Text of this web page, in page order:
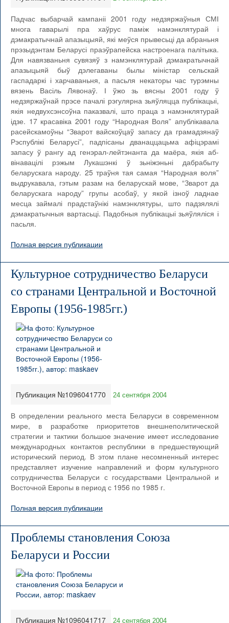
Падчас выбарчай кампаніі 2001 году недзяржаўныя СМІ
многа гаварылі пра хаўрус паміж намэнклятурай і
дэмакратычнай апазыцыяй, які меўся прывесьці да абраньня
прэзыдэнтам Беларусі праэўрапейска настроенага палітыка.
Для навязваньня сувязяў з намэнклятурай дэмакратычнай
апазыцыяй быў дэлегаваны былы міністар сельскай
гаспадаркі і харчаваньня, а пасьля некаторы час турэмны
вязень Васіль Лявонаў. І ўжо зь вясны 2001 году ў
недзяржаўнай прэсе пачалі рэгулярна зьяўляцца публікацыі,
якія недвухсэнсоўна паказвалі, што праца з намэнклятурай
ідзе. 17 красавіка 2001 году “Народная Воля” апублікавала
расейскамоўны “Зварот вайскоўцаў запасу да грамадзянаў
Рэспублікі Беларусі”, падпісаны дванаццацьма афіцэрамі
запасу ў рангу ад генэрал-лейтэнанта да маёра, якія аб­
вінавацілі рэжым Лукашэнкі ў зьніжэньні дабрабыту
беларускага народу. 25 траўня тая самая “Народная воля”
выдрукавала, гэтым разам на беларускай мове, “Зварот да
беларускага народу” групы асобаў, у якой ізноў ладнае
месца займалі прадстаўнікі намэнклятуры, што падзялялі
дэмакратычныя вартасьці. Падобныя публі­кацыі зьяўляліся і
пасьля.
Полная версия публикации
Культурное сотрудничество Беларуси
со странами Центральной и Восточной
Европы (1956-1985гг.)
Публикация №1096041770 24 сентября 2004
В определении реального места Беларуси в современном
мире, в разработке приоритетов внешнеполитической
стратегии и тактики большое значение имеет исследование
международных контактов республики в предшествующий
исторический период. В этом плане несомненный интерес
представляет изучение направлений и форм культурного
сотрудничества Беларуси с государствами Центральной и
Восточной Европы в период с 1956 по 1985 г.
Полная версия публикации
Проблемы становления Союза
Беларуси и России
Публикация №1096041717 24 сентября 2004